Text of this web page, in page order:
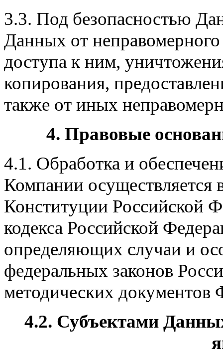
3.3. Под безопасностью
Данных от
доступа к ним,
копирования,
также от иных
4. Правовые
4.1. Обработка и
Компании осуществляется
Конституции Российской
кодекса Российской
определяющих случаи и
федеральных законов
методических
4.2. Субъектами